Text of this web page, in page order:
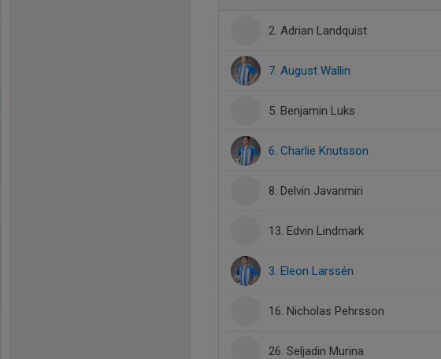
2. Adrian Landquist
7. August Wallin
5. Benjamin Luks
6. Charlie Knutsson
8. Delvin Javanmiri
13. Edvin Lindmark
3. Eleon Larssén
16. Nicholas Pehrsson
26. Seljadin Murina